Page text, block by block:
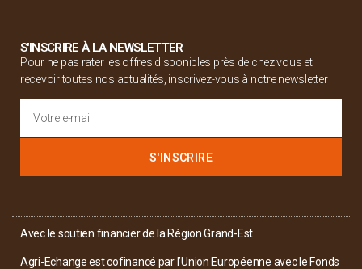
S'INSCRIRE À LA NEWSLETTER
Pour ne pas rater les offres disponibles près de chez vous et
recevoir toutes nos actualités, inscrivez-vous à notre newsletter
S'INSCRIRE
Avec le soutien financier de la Région Grand-Est
Agri-Echange est cofinancé par l’Union Européenne avec le Fonds